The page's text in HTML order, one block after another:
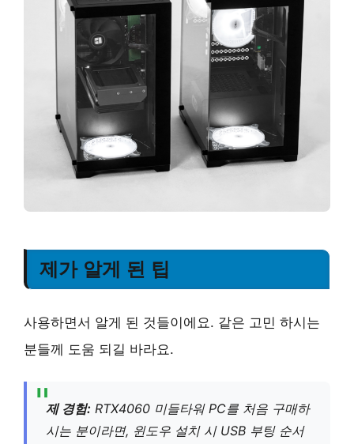
제가 알게 된 팁
사용하면서 알게 된 것들이에요. 같은 고민 하시는
분들께 도움 되길 바라요.
제 경험: RTX4060 미들타워 PC를 처음 구매하
시는 분이라면, 윈도우 설치 시 USB 부팅 순서